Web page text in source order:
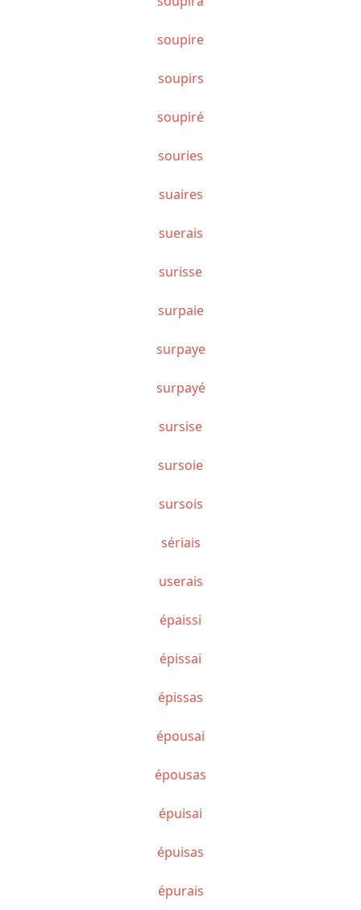
soupire
soupirs
soupiré
souries
suaires
suerais
surisse
surpaie
surpaye
surpayé
sursise
sursoie
sursois
sériais
userais
épaissi
épissai
épissas
épousai
épousas
épuisai
épuisas
épurais